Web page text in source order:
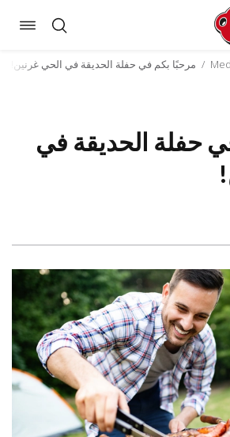
/ مرحبًا بكم في حفلة الحديقة في الحي غرنين!
حفلة الحديقة في